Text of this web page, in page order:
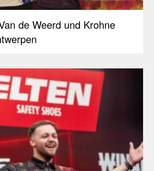
de Weerd und Krohne